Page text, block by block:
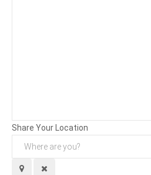
Share Your Location